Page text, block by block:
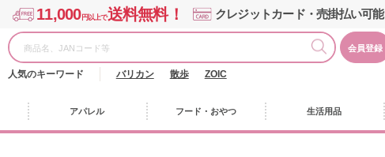
11,000円以上で送料無料！ クレジットカード・売掛払い可能
会員登録
人気のキーワード バリカン 散歩 ZOIC
アパレル フード・おやつ 生活用品